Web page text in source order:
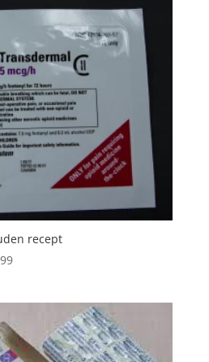
kr. 3890,89
recept
Prisinterval: